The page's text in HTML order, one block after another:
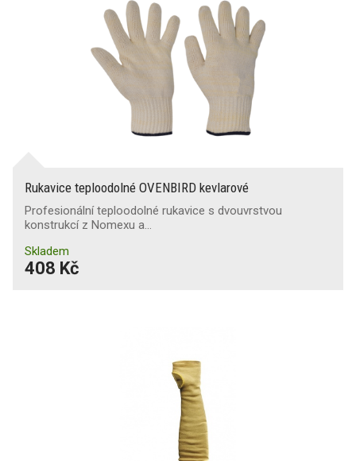
Rukavice teploodolné OVENBIRD kevlarové
Profesionální teploodolné rukavice s dvouvrstvou
konstrukcí z Nomexu a…
Skladem
408 Kč